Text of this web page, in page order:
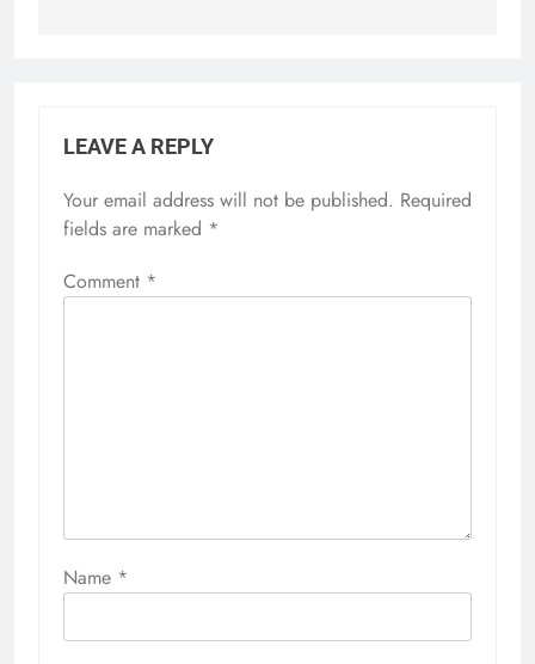
LEAVE A REPLY
Your email address will not be published. Required
fields are marked *
Comment *
Name *